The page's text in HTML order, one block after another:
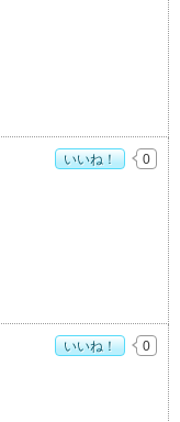
いいね！ 0
いいね！ 0